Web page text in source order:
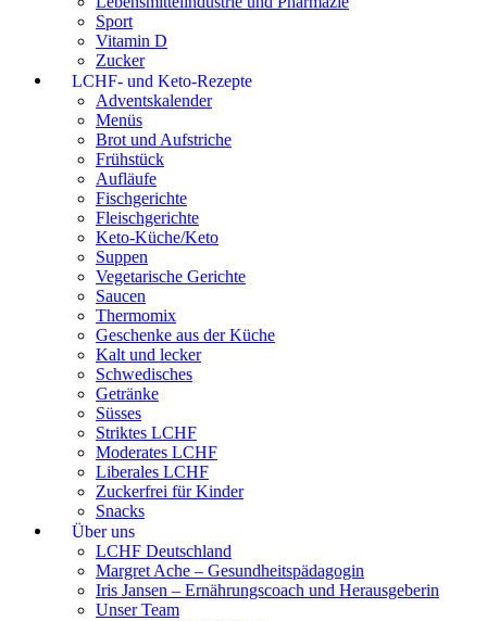
Sport
Vitamin D
Zucker
LCHF- und Keto-Rezepte
Adventskalender
Menüs
Brot und Aufstriche
Frühstück
Aufläufe
Fischgerichte
Fleischgerichte
Keto-Küche/Keto
Suppen
Vegetarische Gerichte
Saucen
Thermomix
Geschenke aus der Küche
Kalt und lecker
Schwedisches
Getränke
Süsses
Striktes LCHF
Moderates LCHF
Liberales LCHF
Zuckerfrei für Kinder
Snacks
Über uns
LCHF Deutschland
Margret Ache – Gesundheitspädagogin
Iris Jansen – Ernährungscoach und Herausgeberin
Unser Team